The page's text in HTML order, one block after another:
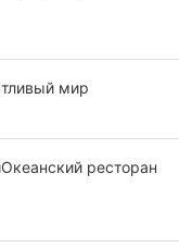
мир
ресторан